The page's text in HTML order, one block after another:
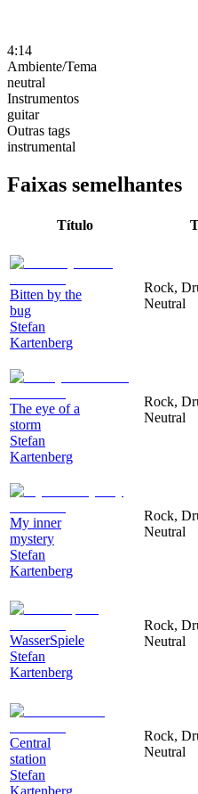
4:14
Ambiente/Tema
neutral
Instrumentos
guitar
Outras tags
instrumental
Faixas semelhantes
Título
Bitten by the
bug
Stefan
Kartenberg
Rock,
Neutral
The eye of a
storm
Stefan
Kartenberg
Rock,
Neutral
My inner
mystery
Stefan
Kartenberg
Rock,
Neutral
WasserSpiele
Stefan
Kartenberg
Rock,
Neutral
Central
station
Stefan
Kartenberg
Rock,
Neutral